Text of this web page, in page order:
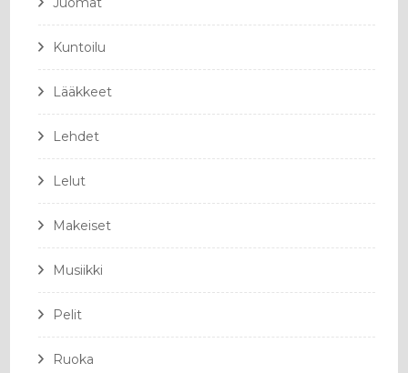
Kuntoilu
Lääkkeet
Lehdet
Lelut
Makeiset
Musiikki
Pelit
Ruoka